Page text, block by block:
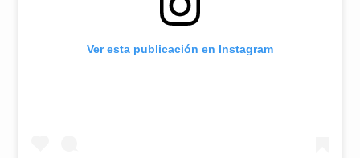
Ver esta publicación en Instagram